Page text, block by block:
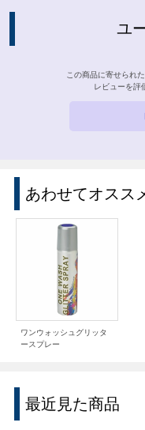
ユ
この商品に寄せられ
レビューを評
あわせてオスス
ワンウォッシュグリッタ
ースプレー
最近見た商品